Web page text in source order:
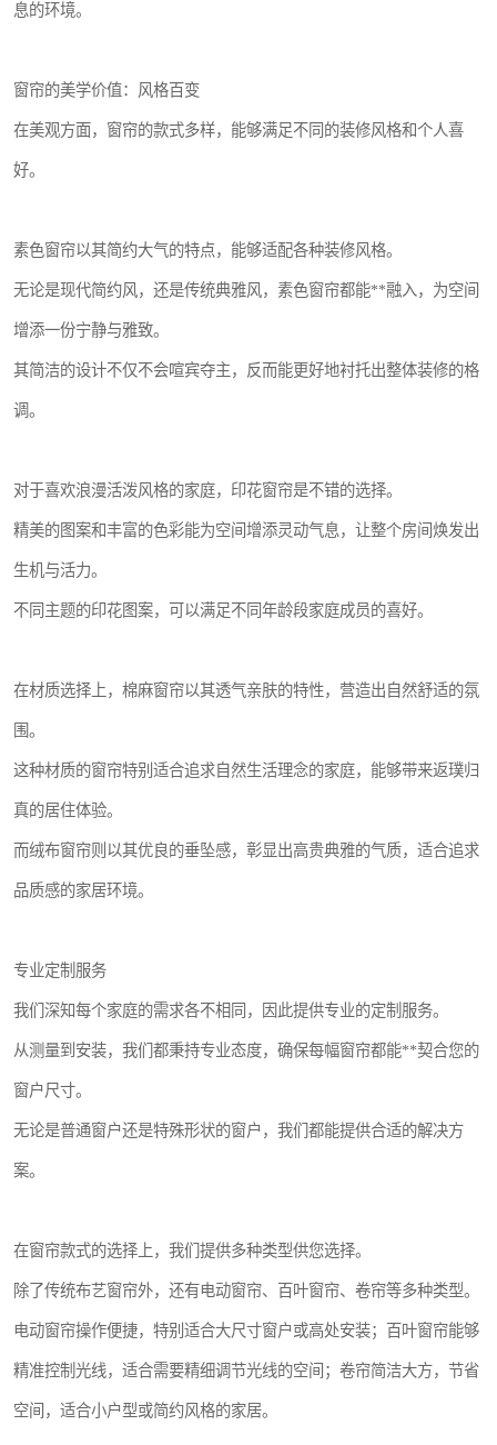
息的环境。
窗帘的美学价值：风格百变
在美观方面，窗帘的款式多样，能够满足不同的装修风格和个人喜
好。
素色窗帘以其简约大气的特点，能够适配各种装修风格。
无论是现代简约风，还是传统典雅风，素色窗帘都能**融入，为空间
增添一份宁静与雅致。
其简洁的设计不仅不会喧宾夺主，反而能更好地衬托出整体装修的格
调。
对于喜欢浪漫活泼风格的家庭，印花窗帘是不错的选择。
精美的图案和丰富的色彩能为空间增添灵动气息，让整个房间焕发出
生机与活力。
不同主题的印花图案，可以满足不同年龄段家庭成员的喜好。
在材质选择上，棉麻窗帘以其透气亲肤的特性，营造出自然舒适的氛
围。
这种材质的窗帘特别适合追求自然生活理念的家庭，能够带来返璞归
真的居住体验。
而绒布窗帘则以其优良的垂坠感，彰显出高贵典雅的气质，适合追求
品质感的家居环境。
专业定制服务
我们深知每个家庭的需求各不相同，因此提供专业的定制服务。
从测量到安装，我们都秉持专业态度，确保每幅窗帘都能**契合您的
窗户尺寸。
无论是普通窗户还是特殊形状的窗户，我们都能提供合适的解决方
案。
在窗帘款式的选择上，我们提供多种类型供您选择。
除了传统布艺窗帘外，还有电动窗帘、百叶窗帘、卷帘等多种类型。
电动窗帘操作便捷，特别适合大尺寸窗户或高处安装；百叶窗帘能够
精准控制光线，适合需要精细调节光线的空间；卷帘简洁大方，节省
空间，适合小户型或简约风格的家居。